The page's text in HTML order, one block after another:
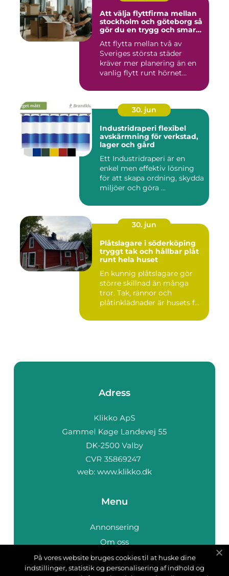
Att välja flyttfirma mellan
stockholm och göteborg så
gör du en trygg och smart
Att flytta mellan två av
Sveriges största städer
kräver mer planering än en
vanlig flytt runt hörnet...
30. jun
Industridraperi flexibel
avskärmning för verkstad,
lager och gård
Ett Industridraperi är en
enkel men effektiv lösning
för att skapa ordning, skydda
miljöer och göra ...
30. jun
Plåtslagare i söderköping
tryggt tak och hållbar plåt
runt hela huset
En kunnig plåtslagare gör
större skillnad än många
tror. Tak, rännor och
plåtinklädnader är husets f...
Adress
web: www.klikko.dk
Menu
Annonsering
Om oss
Cookies
Kontakta oss
På vores website bruges cookies til at huske dine
indstillinger, statistik og personalisering af indhold og